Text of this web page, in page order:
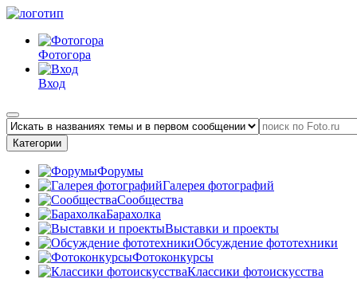
Фотогора
Вход
Категории
Форумы
Галерея фотографий
Сообщества
Барахолка
Выставки и проекты
Обсуждение фототехники
Фотоконкурсы
Классики фотоискусства